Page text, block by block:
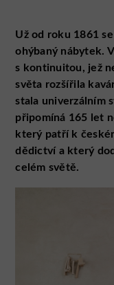
Už od roku 1861
ohýbaný nábytek.
s kontinuitou, jež
světa rozšířila
stala univerzálním
připomíná 165 let
který patří k
dědictví a který
celém světě.